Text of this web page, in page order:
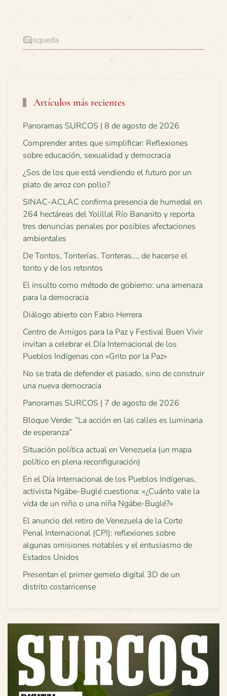
Artículos más recientes
Panoramas SURCOS | 8 de agosto de 2026
Comprender antes que simplificar: Reflexiones
sobre educación, sexualidad y democracia
¿Sos de los que está vendiendo el futuro por un
plato de arroz con pollo?
SINAC-ACLAC confirma presencia de humedal en
264 hectáreas del Yolillal Río Bananito y reporta
tres denuncias penales por posibles afectaciones
ambientales
De Tontos, Tonterías, Tonteras…, de hacerse el
tonto y de los retontos
El insulto como método de gobierno: una amenaza
para la democracia
Diálogo abierto con Fabio Herrera
Centro de Amigos para la Paz y Festival Buen Vivir
invitan a celebrar el Día Internacional de los
Pueblos Indígenas con «Grito por la Paz»
No se trata de defender el pasado, sino de construir
una nueva democracia
Panoramas SURCOS | 7 de agosto de 2026
Bloque Verde: “La acción en las calles es luminaria
de esperanza”
Situación política actual en Venezuela (un mapa
político en plena reconfiguración)
En el Día Internacional de los Pueblos Indígenas,
activista Ngäbe-Buglé cuestiona: «¿Cuánto vale la
vida de un niño o una niña Ngäbe-Buglé?»
El anuncio del retiro de Venezuela de la Corte
Penal Internacional (CPI): reflexiones sobre
algunas omisiones notables y el entusiasmo de
Estados Unidos
Presentan el primer gemelo digital 3D de un
distrito costarricense